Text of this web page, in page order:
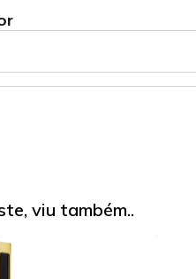
viu também..